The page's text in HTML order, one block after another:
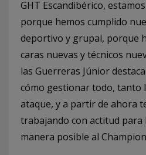
GHT Escandibérico,
porque hemos cumplido
deportivo y grupal, porque
caras nuevas y técnicos
las Guerreras Júnior
cómo gestionar todo, tanto
ataque, y a partir de ahora
trabajando con actitud para
manera posible al